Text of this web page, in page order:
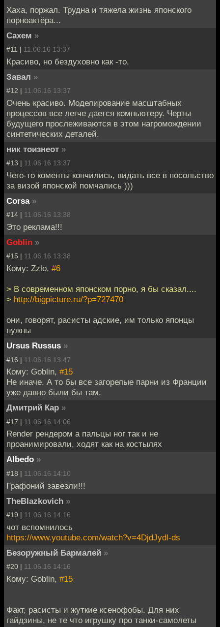
Хаха, поржал. Трудна и тяжела жизнь японского
порноактёра...
Сахем »
#11 | 11.06.16 13:37
Красиво, но бездуховно как -то.
Завал »
#12 | 11.06.16 13:37
Очень красиво. Моделирование масштабных
процессов все легче дается компьютеру. Черты
будущего прослеживаются в этом нагромождении
синтетических деталей.
ник тоизнеот »
#13 | 11.06.16 13:37
Чего-то коменты кончились, видать все в посольство
за визой японской помчались )))
Corsa »
#14 | 11.06.16 13:38
Это реклама!!!
Goblin »
#15 | 11.06.16 13:38
Кому: Zzlo, #6
> В современном японском порно, я бы сказал....
> http://bigpicture.ru/?p=727470
они, говорят, расисты адские, им только японцы
нужны
Ursus Russus »
#16 | 11.06.16 13:47
Кому: Goblin, #15
Не иначе. А то бы все загорелые парни из Франции
уже давно были бы там.
Дмитрий Кар »
#17 | 11.06.16 14:06
Render рендером а пальцы ног так и не
проанимировали, ходят как на костылях
Albedo »
#18 | 11.06.16 14:10
Графоний завезли!!!
TheBlazkovich »
#19 | 11.06.16 14:16
чот вспомнилось
https://www.youtube.com/watch?v=4DjdJydl-ds
Безоружный Бармалей »
#20 | 11.06.16 14:16
Кому: Goblin, #15
Факт, расисты и жуткие ксенофобы. Для них
гайдзины, не те что игрушку про танки-самолеты